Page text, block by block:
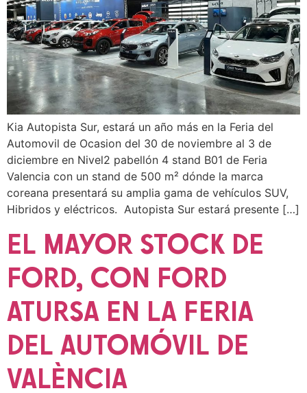
Kia Autopista Sur, estará un año más en la Feria del
Automovil de Ocasion del 30 de noviembre al 3 de
diciembre en Nivel2 pabellón 4 stand B01 de Feria
Valencia con un stand de 500 m² dónde la marca
coreana presentará su amplia gama de vehículos SUV,
Hibridos y eléctricos. Autopista Sur estará presente […]
EL MAYOR STOCK DE
FORD, CON FORD
ATURSA EN LA FERIA
DEL AUTOMÓVIL DE
VALÈNCIA